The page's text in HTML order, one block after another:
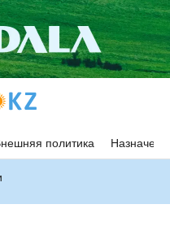
политика